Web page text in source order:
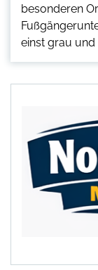
besonderen
einst grau und